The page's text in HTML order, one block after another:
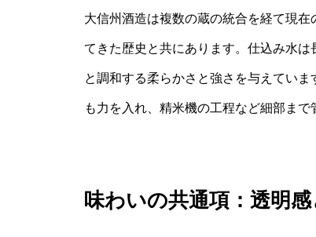
大信州酒造は複数の蔵の統合を経て現
てきた歴史と共にあります。仕込み水
と調和する柔らかさと強さを与えてい
も力を入れ、精米機の工程など細部ま
味わいの共通項：透明